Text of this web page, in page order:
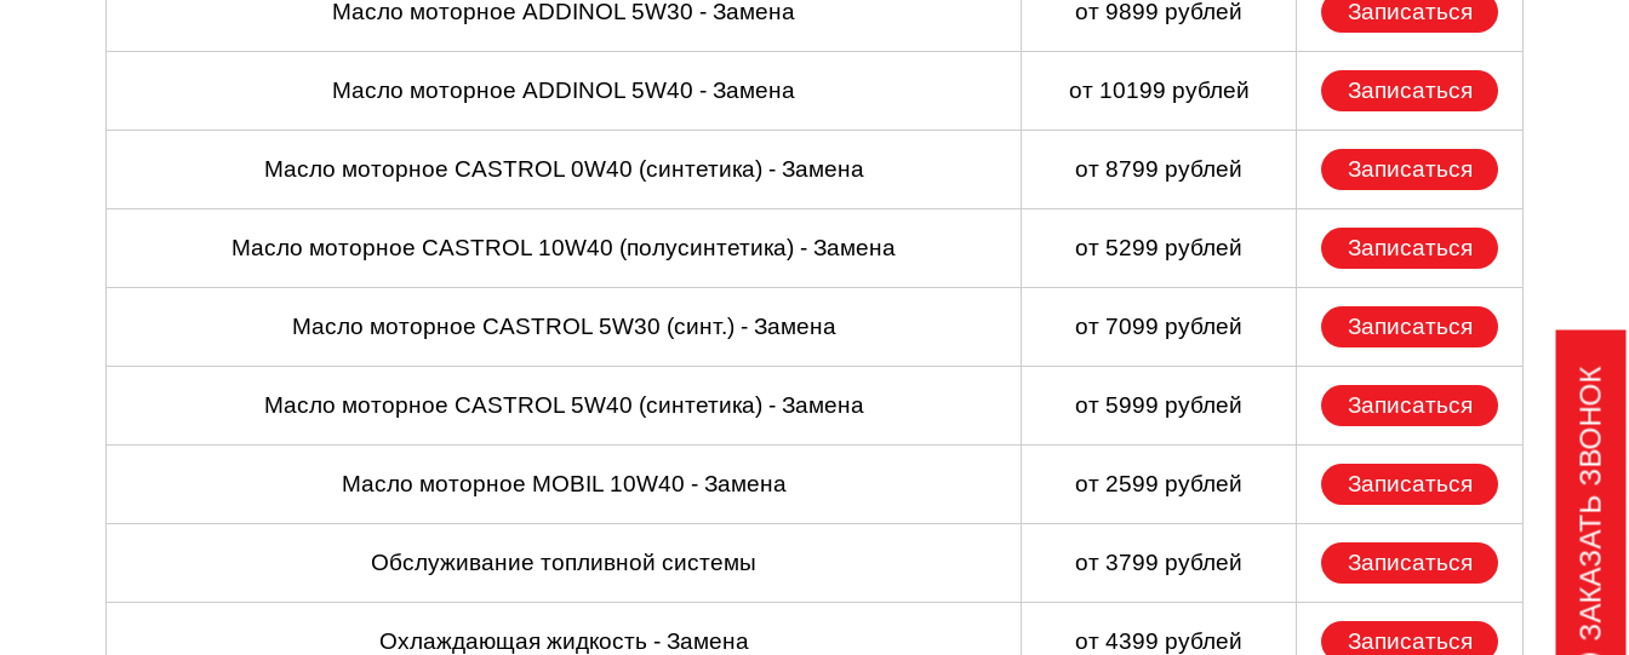
Масло моторное ADDINOL 5W30 - Замена от 9899 рублей Записаться
Масло моторное ADDINOL 5W40 - Замена от 10199 рублей Записаться
Масло моторное CASTROL 0W40 (синтетика) - Замена от 8799 рублей Записаться
Масло моторное CASTROL 10W40 (полусинтетика) - Замена от 5299 рублей Записаться
Масло моторное CASTROL 5W30 (синт.) - Замена от 7099 рублей Записаться
Масло моторное CASTROL 5W40 (синтетика) - Замена от 5999 рублей Записаться
Масло моторное MOBIL 10W40 - Замена от 2599 рублей Записаться
Обслуживание топливной системы от 3799 рублей Записаться
Охлаждающая жидкость - Замена от 4399 рублей Записаться ЗАКАЗАТЬ ЗВОНОК